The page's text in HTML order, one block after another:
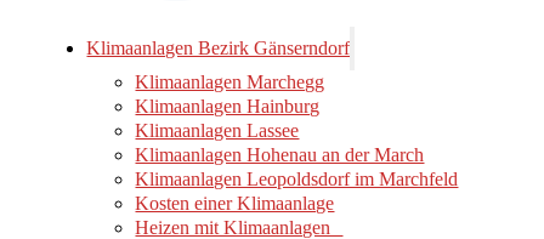
Klimaanlagen Bezirk Gänserndorf
Klimaanlagen Marchegg
Klimaanlagen Hainburg
Klimaanlagen Lassee
Klimaanlagen Hohenau an der March
Klimaanlagen Leopoldsdorf im Marchfeld
Kosten einer Klimaanlage
Heizen mit Klimaanlagen